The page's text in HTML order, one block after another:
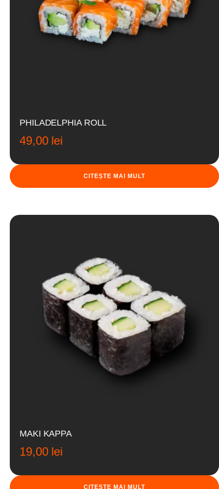
PHILADELPHIA ROLL
49,00 lei
CITEȘTE MAI MULT
MAKI KAPPA
19,00 lei
CITEȘTE MAI MULT